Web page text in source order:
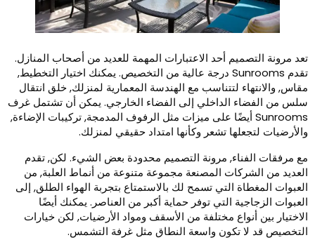
مرونة التصميم أحد الاعتبارات المهمة للعديد من أصحاب المنازل.
تقدم Sunrooms درجة عالية من التخصيص. يمكنك اختيار التخطيط,
والانتهاء لتتناسب مع الهندسة المعمارية لمنزلك, خلق انتقال
من الفضاء الداخلي إلى الفضاء الخارجي. يمكن أن تشتمل غرف
Sunrooms أيضًا على ميزات مثل الرفوف المدمجة, تركيبات الإضاءة,
لتجعلها تشعر وكأنها امتداد حقيقي لمنزلك.
مرفقات الفناء, مرونة التصميم محدودة بعض الشيء. لكن, تقدم
من الشركات المصنعة مجموعة متنوعة من أنماط العلبة, من
المغطاة التي تسمح لك بالاستمتاع بتجربة الهواء الطلق, إلى
الزجاجية التي توفر حماية أكبر من العناصر. يمكنك أيضًا
بين أنواع مختلفة من الأسقف ومواد الأرضيات, لكن خيارات
قد لا تكون واسعة النطاق مثل غرفة التشمس.